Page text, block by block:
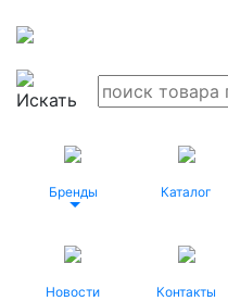
Бренды Каталог
Новости Контакты